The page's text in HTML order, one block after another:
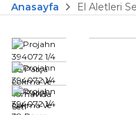
Anasayfa
El Aletleri